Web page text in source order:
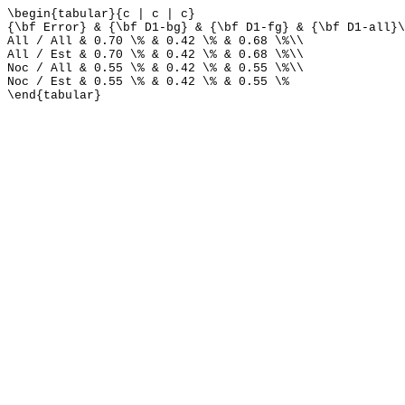
\begin{tabular}{c | c | c}
{\bf Error} & {\bf D1-bg} & {\bf D1-fg} & {\bf D1-
All / All & 0.70 \% & 0.42 \% & 0.68 \%\\
All / Est & 0.70 \% & 0.42 \% & 0.68 \%\\
Noc / All & 0.55 \% & 0.42 \% & 0.55 \%\\
Noc / Est & 0.55 \% & 0.42 \% & 0.55 \%
\end{tabular}